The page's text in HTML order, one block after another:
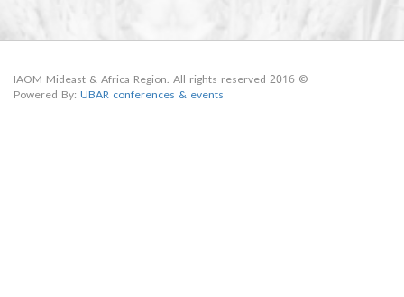
Powered By:UBAR conferences & events